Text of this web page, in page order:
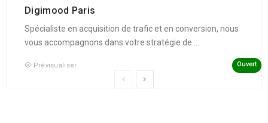
Digimood Paris
Spécialiste en acquisition de trafic et en conversion, nous
vous accompagnons dans votre stratégie de ...
Prévisualiser Ouvert